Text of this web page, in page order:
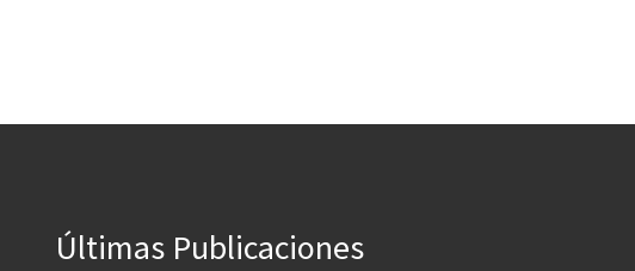
Últimas Publicaciones